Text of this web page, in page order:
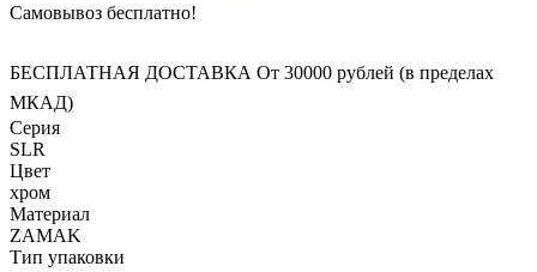
Самовывоз бесплатно!
БЕСПЛАТНАЯ ДОСТАВКА От 30000 рублей (в пределах
МКАД)
Серия
SLR
Цвет
хром
Материал
ZAMAK
Тип упаковки